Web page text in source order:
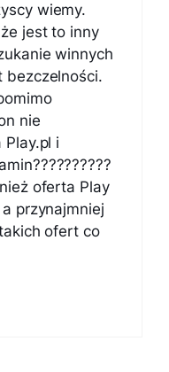
wiemy.
jest to inny
winnych
bezczelności.
nie
Play.pl i
oferta Play
przynajmniej
ofert co